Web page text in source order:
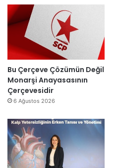
d
i
”
l
l
a
s
o
n
r
a
y
n
i
d
n
Bu Çerçeve Çözümün Değil
Monarşi Anayasasının
Çerçevesidir
6 Ağustos 2026